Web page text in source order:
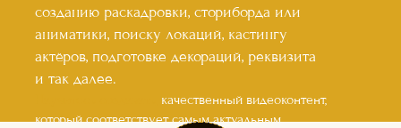
созданию раскадровки, сториборда или
аниматики, поиску локаций, кастингу
актёров, подготовке декораций, реквизита
и так далее.
качественный видеоконтент,
который соответствует самым актуальным